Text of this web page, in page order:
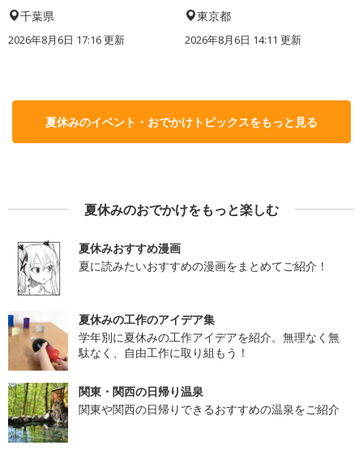
千葉県
2026年8月6日 17:16更新
東京都
2026年8月6日 14:11 更新
夏休みのイベント・おでかけトピックスをもっと見る
夏休みのおでかけをもっと楽しむ
夏休みおすすめ漫画
夏に読みたいおすすめの漫画をまとめてご紹介！
夏休みの工作のアイデア集
学年別に夏休みの工作アイデアを紹介。無理なく無
駄なく、自由工作に取り組もう！
関東・関西の日帰り温泉
関東や関西の日帰りできるおすすめの温泉をご紹介